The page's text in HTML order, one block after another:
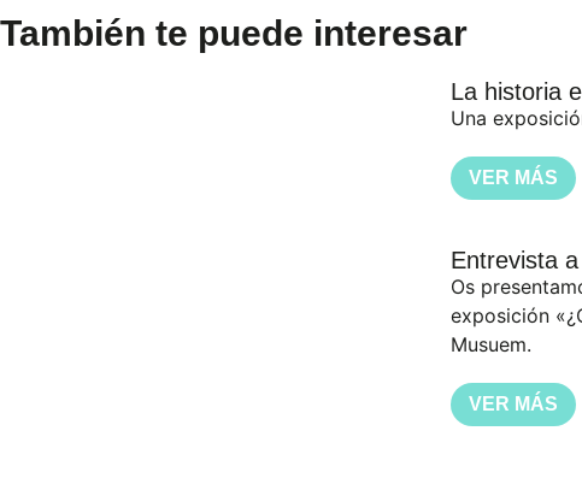
También te puede interesar
La historia
Una
VER MÁS
Entrevista
Os
exposición
Musuem.
VER MÁS